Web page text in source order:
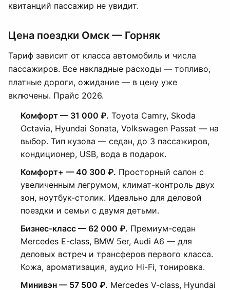
квитанций пассажир не увидит.
Цена поездки Омск — Горняк
Тариф зависит от класса автомобиль и числа
пассажиров. Все накладные расходы — топливо,
платные дороги, ожидание — в цену уже
включены. Прайс 2026.
Комфорт — 31 000 ₽. Toyota Camry, Skoda
Octavia, Hyundai Sonata, Volkswagen Passat — на
выбор. Тип кузова — седан, до 3 пассажиров,
кондиционер, USB, вода в подарок.
Комфорт+ — 40 300 ₽. Просторный салон с
увеличенным легрумом, климат-контроль двух
зон, ноутбук-столик. Идеально для деловой
поездки и семьи с двумя детьми.
Бизнес-класс — 62 000 ₽. Премиум-седан
Mercedes E-class, BMW 5er, Audi A6 — для
деловых встреч и трансферов первого класса.
Кожа, ароматизация, аудио Hi-Fi, тонировка.
Минивэн — 57 500 ₽. Mercedes V-class, Hyundai